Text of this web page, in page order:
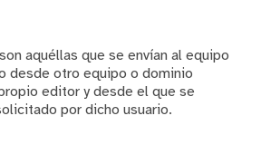
aquéllas que se envían al equipo
desde otro equipo o dominio
editor y desde el que se
por dicho usuario.